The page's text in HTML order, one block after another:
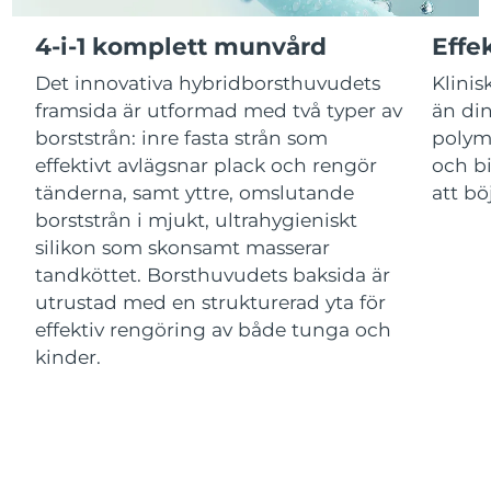
4-i-1 komplett munvård
Det innovativa hybridborsthuvudets
framsida är utformad med två typer av
borststrån: inre fasta strån som
effektivt avlägsnar plack och rengör
tänderna, samt yttre, omslutande
borststrån i mjukt, ultrahygieniskt
silikon som skonsamt masserar
tandköttet. Borsthuvudets baksida är
utrustad med en strukturerad yta för
effektiv rengöring av både tunga och
kinder.
än
och
att
Luxemburg Förväntad leverans10/08/2026
Malaysia Förväntad leverans 13/08/2026
Malta Förväntad leverans10/08/2026
Mexiko Förväntad leverans
Monaco Förväntad leverans11/08/2026
Nederländerna Förväntad leverans10/08/2026